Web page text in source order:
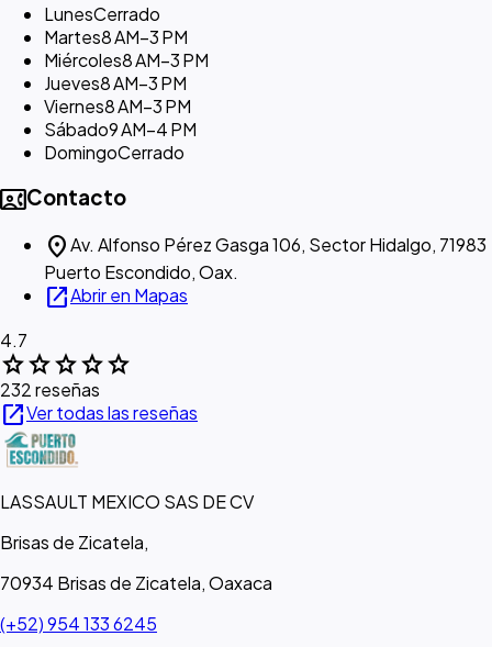
LunesCerrado
Martes8 AM–3 PM
Miércoles8 AM–3 PM
Jueves8 AM–3 PM
Viernes8 AM–3 PM
Sábado9 AM–4 PM
DomingoCerrado
contact_phoneContacto
location_onAv. Alfonso Pérez Gasga 106, Sector Hidalgo, 71983
Puerto Escondido, Oax.
open_in_newAbrir en Mapas
4.7
starstarstarstarstar
232 reseñas
open_in_newVer todas las reseñas
LASSAULT MEXICO SAS DE CV
Brisas de Zicatela,
70934 Brisas de Zicatela, Oaxaca
(+52) 954 133 6245